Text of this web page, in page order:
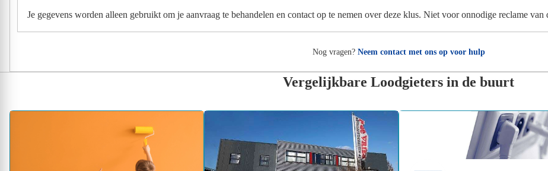
Je gegevens worden alleen gebruikt om je aanvraag te behandelen en contact op te nemen over deze klus. Niet voor onnodige reclame van
Nog vragen? Neem contact met ons op voor hulp
Vergelijkbare Loodgieters in de buurt